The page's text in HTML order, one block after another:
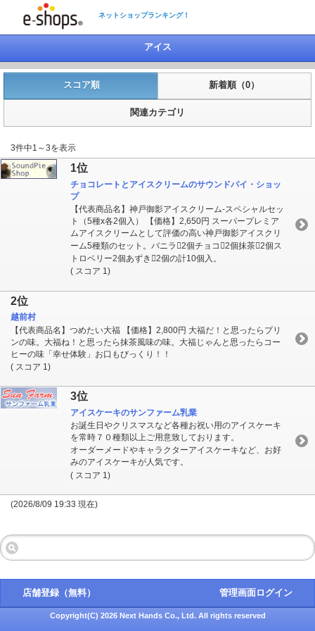
ネットショップランキング！
アイス
スコア順 新着順（0）
関連カテゴリ
3件中1～3を表示
1位
チョコレートとアイスクリームのサウンドパイ・ショッ
プ
【代表商品名】神戸御影アイスクリーム-スペシャルセッ
ト（5種x各2個入） 【価格】2,650円 スーパープレミア
ムアイスクリームとして評価の高い神戸御影アイスクリ
ーム5種類のセット。バニラ2個チョコ2個抹茶2個ス
トロベリー2個あずき2個の計10個入。
( スコア 1)
2位
越前村
【代表商品名】つめたい大福 【価格】2,800円 大福だ！と思ったらプリ
ンの味。大福ね！と思ったら抹茶風味の味。大福じゃんと思ったらコー
ヒーの味「幸せ体験」お口もびっくり！！
( スコア 1)
3位
アイスケーキのサンファーム乳業
お誕生日やクリスマスなど各種お祝い用のアイスケーキ
を常時７０種類以上ご用意致しております。
オーダーメードやキャラクターアイスケーキなど、お好
みのアイスケーキが人気です。
( スコア 1)
(2026/8/09 19:33 現在)
店舗登録（無料） 管理画面ログイン
Copyright(C) 2026 Next Hands Co., Ltd. All rights reserved